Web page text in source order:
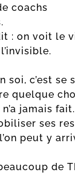
coachs
: on voit le
soi, c’est se
quelque
jamais fait.
ses
peut y
de